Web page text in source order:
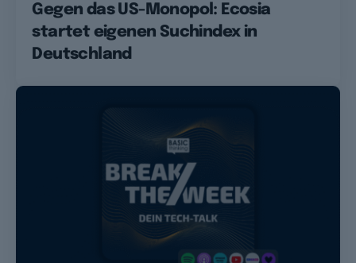
Gegen das US-Monopol: Ecosia
startet eigenen Suchindex in
Deutschland